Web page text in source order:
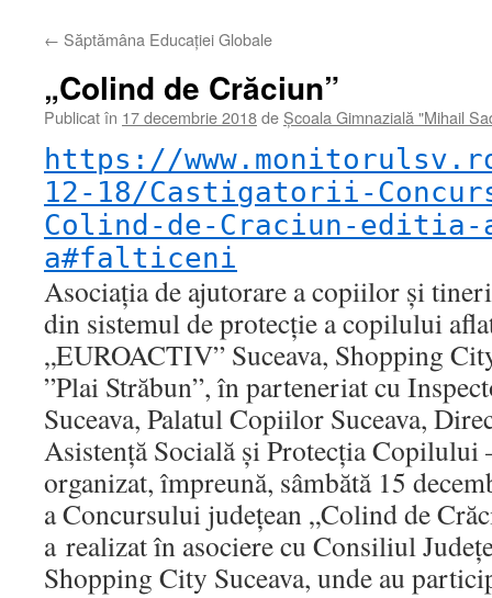
← Săptămâna Educației Globale
„Colind de Crăciun”
Publicat în 17 decembrie 2018de Școala Gimnazială "Mihail
https://
12-18/Castigatorii-
Colind-de-Craciun-
a#falticeni
Asociaţia de ajutorare a copiilor şi
din sistemul de protecţie a copilului
„EUROACTIV” Suceava, Shopping
”Plai Străbun”, în parteneriat cu
Suceava, Palatul Copiilor Suceava,
Asistenţă Socială şi Protecţia Copilului
organizat, împreună, sâmbătă 15
a Concursului județean „Colind de
a realizat în asociere cu Consiliul
Shopping City Suceava, unde au